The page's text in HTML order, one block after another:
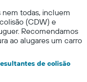
todas, incluem
(CDW) e
Recomendamos
ao alugares um carro
de colisão